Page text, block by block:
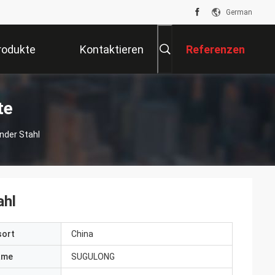
German
Kontaktieren Referenzen
Stahl
China
SUGULONG